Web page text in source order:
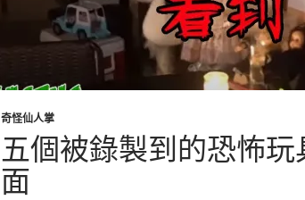
奇怪仙人掌
五個被錄製到的恐怖玩
面